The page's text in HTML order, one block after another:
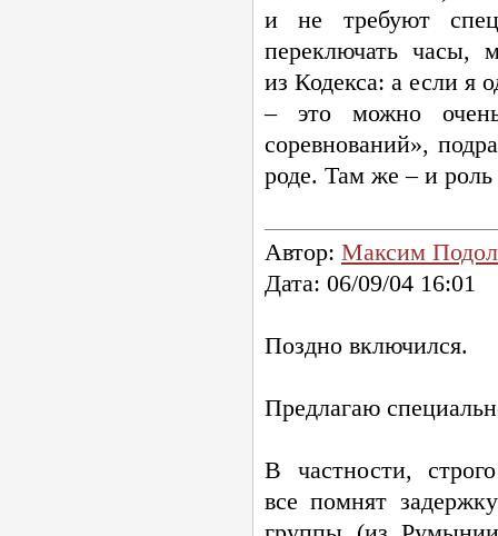
и не требуют
переключать часы,
из Кодекса: а если я
– это можно
соревнований»,
роде. Там же – и роль
Автор: Максим
Дата: 06/09/04 16:01
Поздно включился.
Предлагаю
В частности,
все помнят